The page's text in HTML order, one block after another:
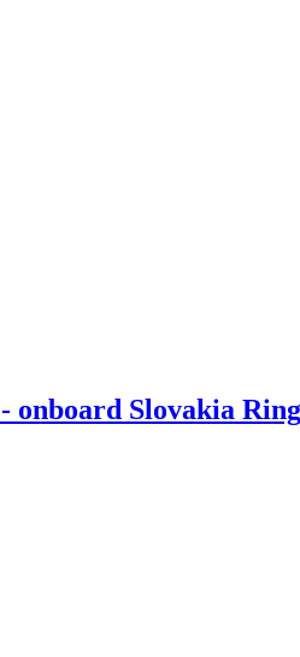
onboard Slovakia Ring